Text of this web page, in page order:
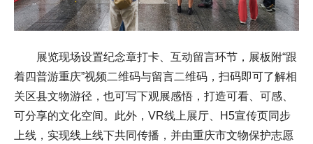
展览现场设置纪念章打卡、互动留言环节，展板附“跟
着四普游重庆”视频二维码与留言二维码，扫码即可了解相
关区县文物游径，也可写下观展感悟，打造可看、可感、
可分享的文化空间。此外，VR线上展厅、H5宣传页同步
上线，实现线上线下共同传播，并由重庆市文物保护志愿